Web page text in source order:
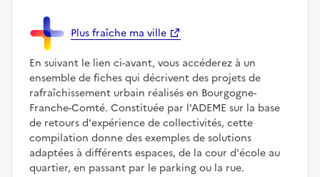
Plus fraîche ma ville
En suivant le lien ci-avant, vous accéderez à un
ensemble de fiches qui décrivent des projets de
rafraîchissement urbain réalisés en Bourgogne-
Franche-Comté. Constituée par l'ADEME sur la base
de retours d'expérience de collectivités, cette
compilation donne des exemples de solutions
adaptées à différents espaces, de la cour d'école au
quartier, en passant par le parking ou la rue.